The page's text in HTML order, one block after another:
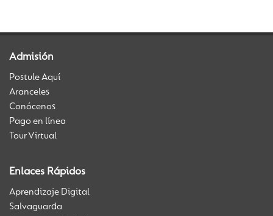
Admisión
Postule Aquí
Aranceles
Conócenos
Pago en línea
Tour Virtual
Enlaces Rápidos
Aprendizaje Digital
Salvaguarda